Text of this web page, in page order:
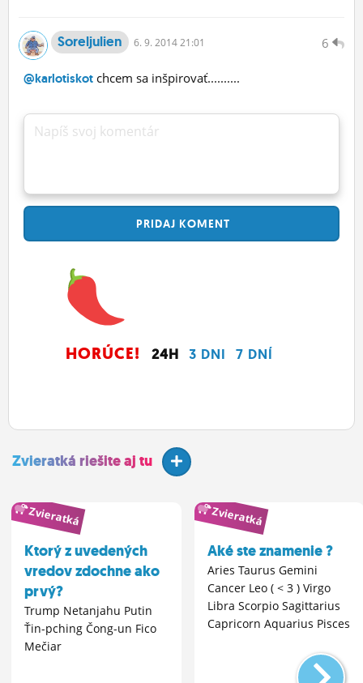
6
Soreljulien 6. 9. 2014 21:01
@karlotiskot chcem sa inšpirovať..........
Napíš svoj komentár
PRIDAJ KOMENT
HORÚCE! 24H 3 DNI 7 DNÍ
Zvieratká riešite aj tu
Zvieratká
Ktorý z uvedených
vredov zdochne ako
prvý?
Trump Netanjahu Putin
Ťin-pching Čong-un Fico
Mečiar
Zvieratká
Aké ste znamenie ?
Aries Taurus Gemini
Cancer Leo ( < 3 ) Virgo
Libra Scorpio Sagittarius
Capricorn Aquarius Pisces